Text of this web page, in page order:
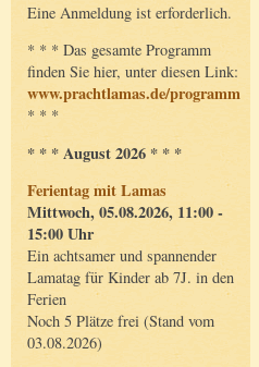
Eine Anmeldung ist erforderlich.
* * * Das gesamte Programm
finden Sie hier, unter diesen Link:
www.prachtlamas.de/programm
* * *
* * * August 2026 * * *
Ferientag mit Lamas
Mittwoch, 05.08.2026, 11:00 -
15:00 Uhr
Ein achtsamer und spannender
Lamatag für Kinder ab 7J. in den
Ferien
Noch 5 Plätze frei (Stand vom
03.08.2026)